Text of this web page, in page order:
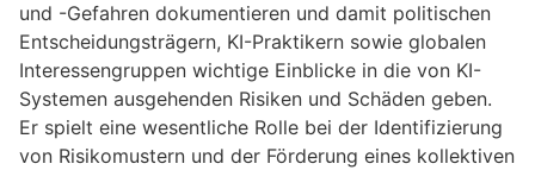
und -Gefahren dokumentieren und damit politischen
Entscheidungsträgern, KI-Praktikern sowie globalen
Interessengruppen wichtige Einblicke in die von KI-
Systemen ausgehenden Risiken und Schäden geben.
Er spielt eine wesentliche Rolle bei der Identifizierung
von Risikomustern und der Förderung eines kollektiven